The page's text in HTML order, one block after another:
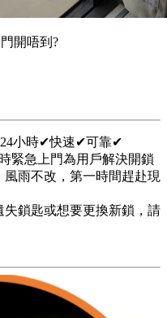
開唔到?
小時✔快速✔可靠✔
緊急上門為用戶解決開鎖
雨不改，第一時間趕赴現
鎖匙或想要更換新鎖，請